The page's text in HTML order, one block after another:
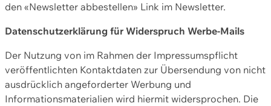
den «Newsletter abbestellen» Link im Newsletter.
Datenschutzerklärung für Widerspruch Werbe-Mails
Der Nutzung von im Rahmen der Impressumspflicht
veröffentlichten Kontaktdaten zur Übersendung von nicht
ausdrücklich angeforderter Werbung und
Informationsmaterialien wird hiermit widersprochen. Die